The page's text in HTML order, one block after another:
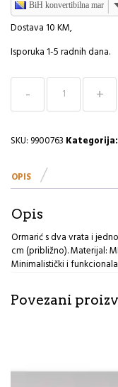
BiH konvertibilna marka
Dostava 10 KM,
Isporuka 1-5 radnih dana.
Kupatilski
ormarić
sa
vrata
unutarnja
mdf
MG
količina
SKU: 9900763 Kategorija:
OPIS
Opis
Ormarić s dva vrata i
cm (približno). Materijal:
Minimalistički i
Povezani